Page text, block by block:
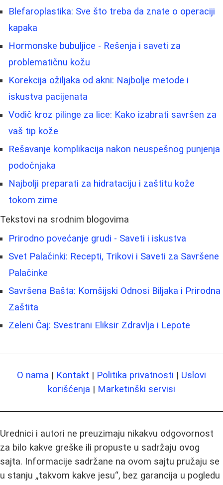
Blefaroplastika: Sve što treba da znate o operaciji
kapaka
Hormonske bubuljice - Rešenja i saveti za
problematičnu kožu
Korekcija ožiljaka od akni: Najbolje metode i
iskustva pacijenata
Vodič kroz pilinge za lice: Kako izabrati savršen za
vaš tip kože
Rešavanje komplikacija nakon neuspešnog punjenja
podočnjaka
Najbolji preparati za hidrataciju i zaštitu kože
tokom zime
Tekstovi na srodnim blogovima
Prirodno povećanje grudi - Saveti i iskustva
Svet Palačinki: Recepti, Trikovi i Saveti za Savršene
Palačinke
Savršena Bašta: Komšijski Odnosi Biljaka i Prirodna
Zaštita
Zeleni Čaj: Svestrani Eliksir Zdravlja i Lepote
O nama | Kontakt | Politika privatnosti | Uslovi
korišćenja | Marketinški servisi
Urednici i autori ne preuzimaju nikakvu odgovornost
za bilo kakve greške ili propuste u sadržaju ovog
sajta. Informacije sadržane na ovom sajtu pružaju se
u stanju „takvom kakve jesu“, bez garancija u pogledu